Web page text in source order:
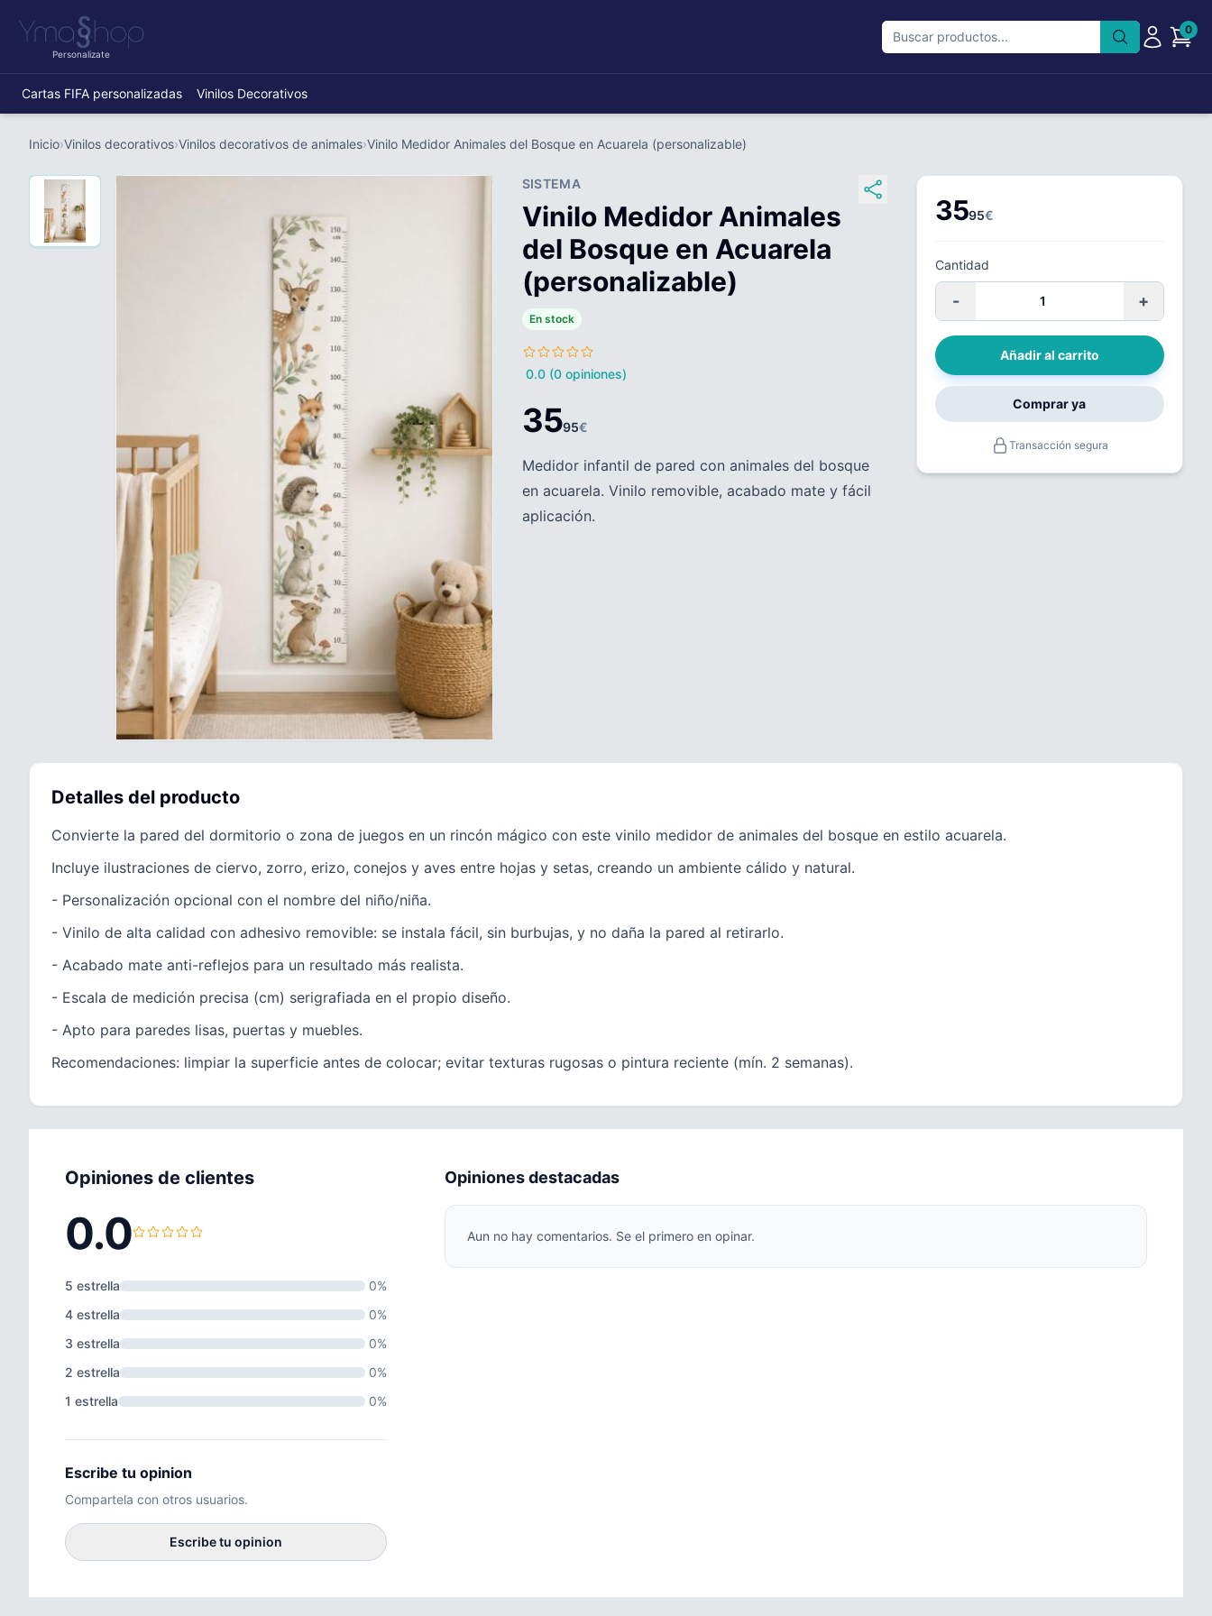
Personalizate
0
Cartas FIFA personalizadas Vinilos Decorativos
Inicio›Vinilos decorativos›Vinilos decorativos de animales›Vinilo Medidor Animales del Bosque en Acuarela (personalizable)
SISTEMA
Vinilo Medidor Animales
del Bosque en Acuarela
(personalizable)
En stock
0.0 (0 opiniones)
3595€
Medidor infantil de pared con animales del bosque
en acuarela. Vinilo removible, acabado mate y fácil
aplicación.
3595€
Cantidad
- +
Añadir al carrito
Comprar ya
Transacción segura
Detalles del producto
Convierte la pared del dormitorio o zona de juegos en un rincón mágico con este vinilo medidor de animales del bosque en estilo acuarela.
Incluye ilustraciones de ciervo, zorro, erizo, conejos y aves entre hojas y setas, creando un ambiente cálido y natural.
- Personalización opcional con el nombre del niño/niña.
- Vinilo de alta calidad con adhesivo removible: se instala fácil, sin burbujas, y no daña la pared al retirarlo.
- Acabado mate anti-reflejos para un resultado más realista.
- Escala de medición precisa (cm) serigrafiada en el propio diseño.
- Apto para paredes lisas, puertas y muebles.
Recomendaciones: limpiar la superficie antes de colocar; evitar texturas rugosas o pintura reciente (mín. 2 semanas).
Opiniones de clientes
0.0
5 estrella
0%
4 estrella
0%
3 estrella
0%
2 estrella
0%
1 estrella
0%
Escribe tu opinion
Compartela con otros usuarios.
Escribe tu opinion
Opiniones destacadas
Aun no hay comentarios. Se el primero en opinar.